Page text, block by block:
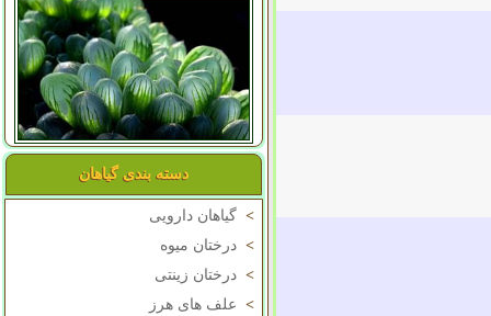
دسته بندی گیاهان
> گیاهان دارویی
> درختان میوه
> درختان زینتی
> علف های هرز